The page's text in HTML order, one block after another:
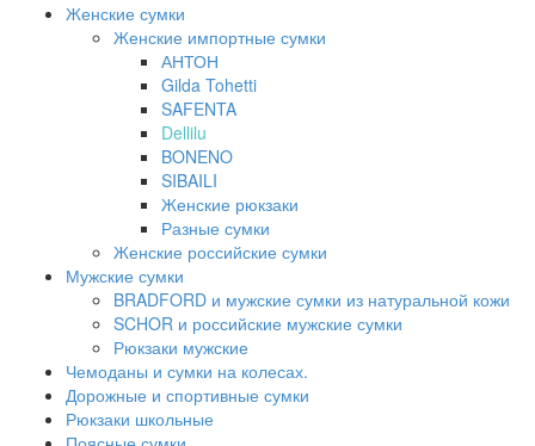
Женские сумки
Женские импортные сумки
АНТОН
Gilda Tohetti
SAFENTA
Dellilu
BONENO
SIBAILI
Женские рюкзаки
Разные сумки
Женские российские сумки
Мужские сумки
BRADFORD и мужские сумки из натуральной кожи
SCHOR и российские мужские сумки
Рюкзаки мужские
Чемоданы и сумки на колесах.
Дорожные и спортивные сумки
Рюкзаки школьные